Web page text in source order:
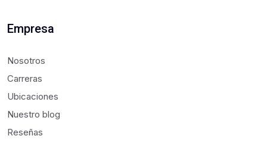
Empresa
Nosotros
Carreras
Ubicaciones
Nuestro blog
Reseñas